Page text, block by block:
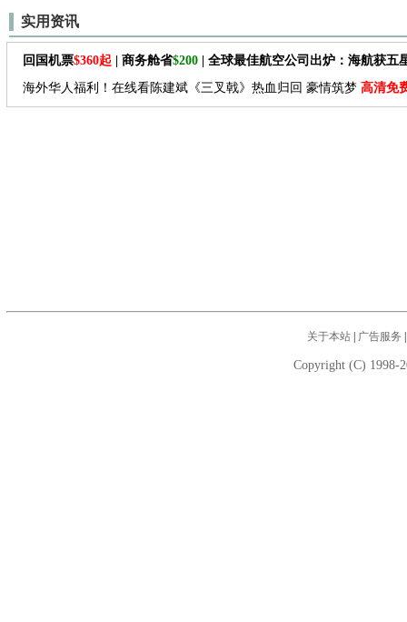
实用资讯
回国机票$360起 | 商务舱省$200 | 全球最佳航空公司出炉：海航获五
海外华人福利！在线看陈建斌《三叉戟》热血归回 豪情筑梦 高清免
关于本站| 广告服务
Copyright (C) 1998-